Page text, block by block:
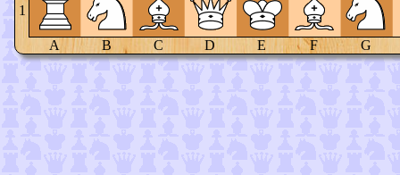
1
A B C D E F G